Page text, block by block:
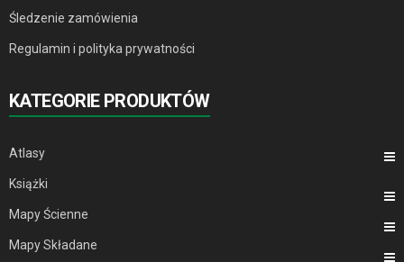
Śledzenie zamówienia
Regulamin i polityka prywatności
KATEGORIE PRODUKTÓW
Atlasy
Książki
Mapy Ścienne
Mapy Składane